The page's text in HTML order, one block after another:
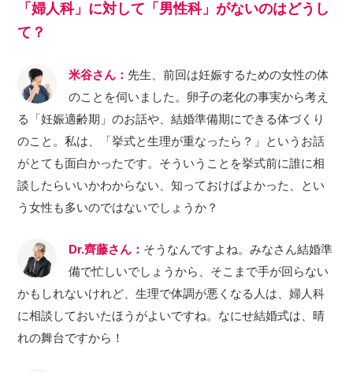
「婦人科」に対して「男性科」がないのはどうし
て？
米谷さん： 先生、前回は妊娠するための女性の体
のことを伺いました。卵子の老化の事実から考え
る「妊娠適齢期」のお話や、結婚準備期にできる体づくり
のこと。私は、「挙式と生理が重なったら？」というお話
がとても面白かったです。そういうことを挙式前に誰に相
談したらいいかわからない、知っておけばよかった、とい
う女性も多いのではないでしょうか？
Dr.齊藤さん： そうなんですよね。みなさん結婚準
備で忙しいでしょうから、そこまで手が回らない
かもしれないけれど、生理で体調が悪くなる人は、婦人科
に相談しておいたほうがよいですね。なにせ結婚式は、晴
れの舞台ですから！